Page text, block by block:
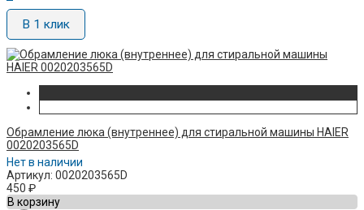
В 1 клик
Обрамление люка (внутреннее) для стиральной машины HAIER
0020203565D
Нет в наличии
Артикул: 0020203565D
450 ₽
В корзину